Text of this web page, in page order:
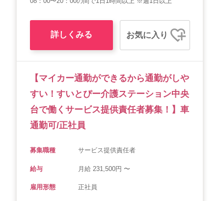
詳しくみる お気に入り
【マイカー通勤ができるから通勤がしや
すい！すいとぴー介護ステーション中央
台で働くサービス提供責任者募集！】車
通勤可/正社員
募集職種 サービス提供責任者
給与 月給 231,500円 〜
雇用形態 正社員